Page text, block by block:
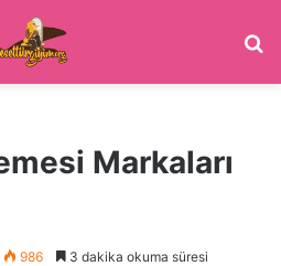
Markaları
986 3 dakika okuma süresi